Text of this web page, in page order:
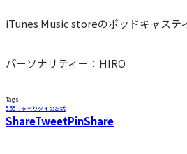
iTunes Music storeのポッドキャステ
パーソナリティー：HIRO
Tags
5.55しゃべりタイのお話
ShareTweetPinShare